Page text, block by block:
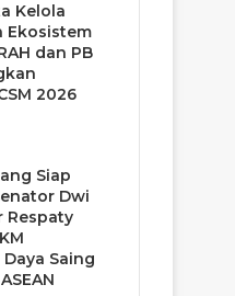
Kelola
Ekosistem
dan PB
2026
Siap
Dwi
Respaty
Saing